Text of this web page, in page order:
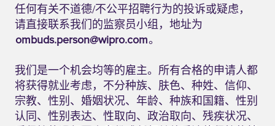
任何有关不道德/不公平招聘行为的投诉或疑虑，
请直接联系我们的监察员小组，地址为
ombuds.person@wipro.com。
我们是一个机会均等的雇主。所有合格的申请人都
将获得就业考虑，不分种族、肤色、种姓、信仰、
宗教、性别、婚姻状况、年龄、种族和国籍、性别
认同、性别表达、性取向、政治取向、残疾状况、